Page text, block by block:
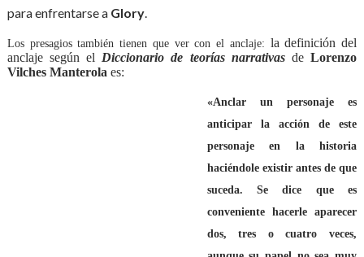
para enfrentarse a Glory.
Los presagios también tienen que ver con el anclaje: la definición del
anclaje según el Diccionario de teorías narrativasdeLorenzo
Vilches Manterola es:
«Anclar un personaje es
anticipar la acción de este
personaje en la historia
haciéndole existir antes de que
suceda. Se dice que es
conveniente hacerle aparecer
dos, tres o cuatro veces,